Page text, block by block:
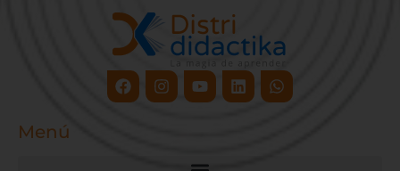
FacebookInstagram
YoutubeLinkedinWhatsapp
Menú